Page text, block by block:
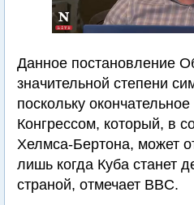
Данное постановление
значительной степени
поскольку
Конгрессом, который, в
Хелмса-Бертона, может
лишь когда Куба станет
страной, отмечает BBC.